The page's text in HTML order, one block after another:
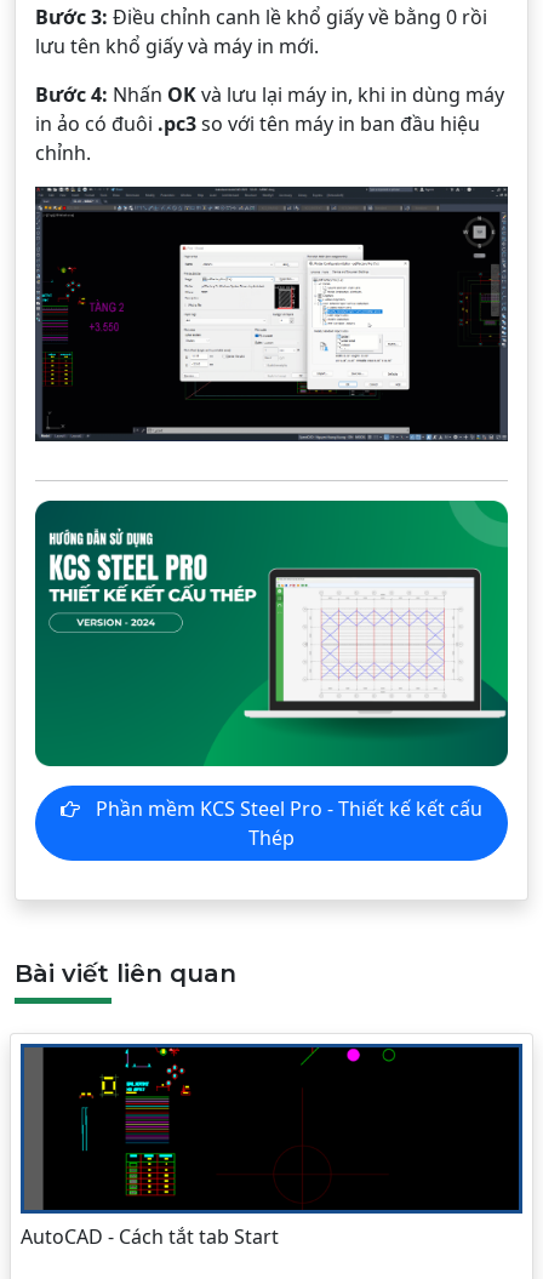
Bước 3: Điều chỉnh canh lề khổ giấy về bằng 0 rồi
lưu tên khổ giấy và máy in mới.
Bước 4: Nhấn OKvà lưu lại máy in, khi in dùng máy
in ảo có đuôi .pc3so với tên máy in ban đầu hiệu
chỉnh.
Phần mềm KCS Steel Pro - Thiết kế kết cấu
Thép
Bài viết liên quan
AutoCAD - Cách tắt tab Start